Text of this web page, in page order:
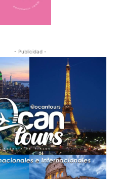
- Publicidad -